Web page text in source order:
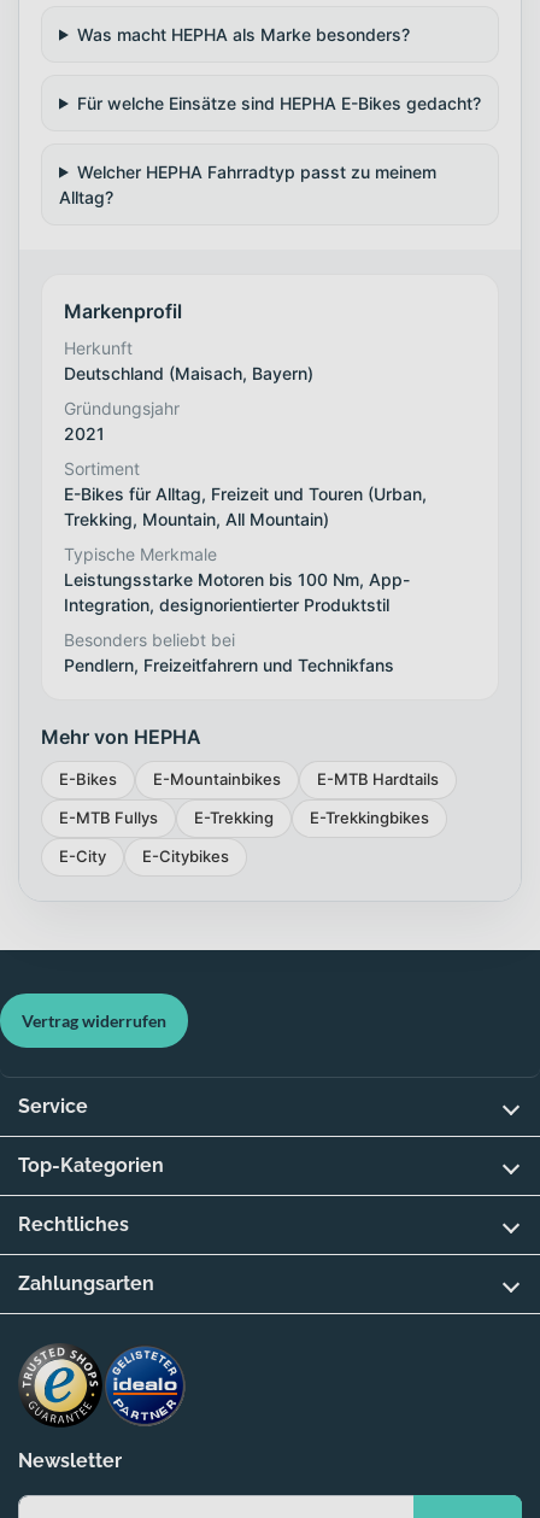
Was macht HEPHA als Marke besonders?
Für welche Einsätze sind HEPHA E-Bikes gedacht?
Welcher HEPHA Fahrradtyp passt zu meinem
Alltag?
Markenprofil
Herkunft
Deutschland (Maisach, Bayern)
Gründungsjahr
2021
Sortiment
E-Bikes für Alltag, Freizeit und Touren (Urban,
Trekking, Mountain, All Mountain)
Typische Merkmale
Leistungsstarke Motoren bis 100 Nm, App-
Integration, designorientierter Produktstil
Besonders beliebt bei
Pendlern, Freizeitfahrern und Technikfans
Mehr von HEPHA
E-Bikes E-Mountainbikes
E-MTB Hardtails
E-MTB Fullys
E-Trekking
E-Trekkingbikes
E-City
E-Citybikes
Newsletter
Vertrag widerrufen
Service
Top-Kategorien
Rechtliches
Zahlungsarten